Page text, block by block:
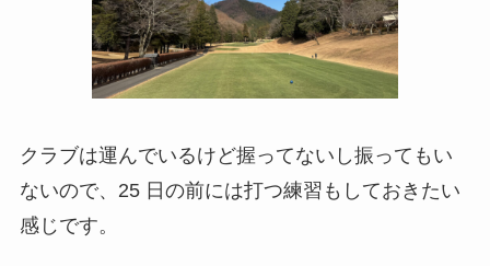
クラブは運んでいるけど握ってないし振ってもい
ないので、25 日の前には打つ練習もしておきたい
感じです。